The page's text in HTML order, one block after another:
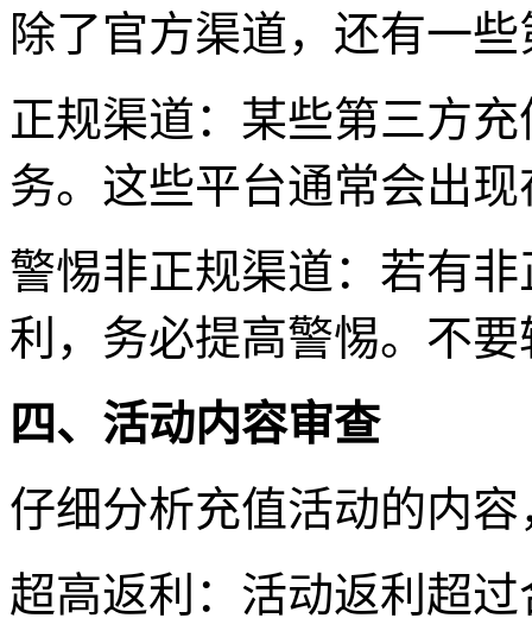
除了官方渠道，还有一
正规渠道：某些第三方
务。这些平台通常会出
警惕非正规渠道：若有
利，务必提高警惕。不
四、活动内容审查
仔细分析充值活动的内
超高返利：活动返利超